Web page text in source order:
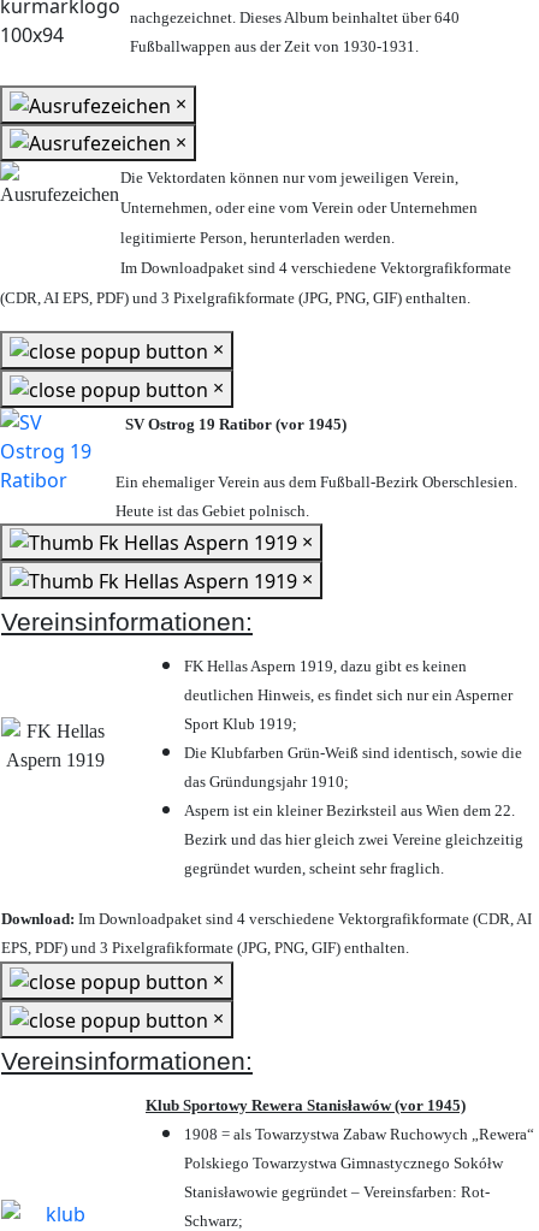
nachgezeichnet. Dieses Album beinhaltet über 640
Fußballwappen aus der Zeit von 1930-1931.
×
×
Die Vektordaten können nur vom jeweiligen Verein,
Unternehmen, oder eine vom Verein oder Unternehmen
legitimierte Person, herunterladen werden.
Im Downloadpaket sind 4 verschiedene Vektorgrafikformate
(CDR, AI EPS, PDF) und 3 Pixelgrafikformate (JPG, PNG, GIF) enthalten.
×
×
SV Ostrog 19 Ratibor (vor 1945)
Ein ehemaliger Verein aus dem Fußball-Bezirk Oberschlesien.
Heute ist das Gebiet polnisch.
×
×
Vereinsinformationen:
FK Hellas Aspern 1919, dazu gibt es keinen
deutlichen Hinweis, es findet sich nur ein Asperner
Sport Klub 1919;
Die Klubfarben Grün-Weiß sind identisch, sowie die
das Gründungsjahr 1910;
Aspern ist ein kleiner Bezirksteil aus Wien dem 22.
Bezirk und das hier gleich zwei Vereine gleichzeitig
gegründet wurden, scheint sehr fraglich.
Download: Im Downloadpaket sind 4 verschiedene Vektorgrafikformate (CDR, AI
EPS, PDF) und 3 Pixelgrafikformate (JPG, PNG, GIF) enthalten.
×
×
Vereinsinformationen:
Klub Sportowy Rewera Stanisławów (vor 1945)
1908 = als Towarzystwa Zabaw Ruchowych „Rewera“
Polskiego Towarzystwa Gimnastycznego Sokółw
Stanisławowie gegründet – Vereinsfarben: Rot-
Schwarz;